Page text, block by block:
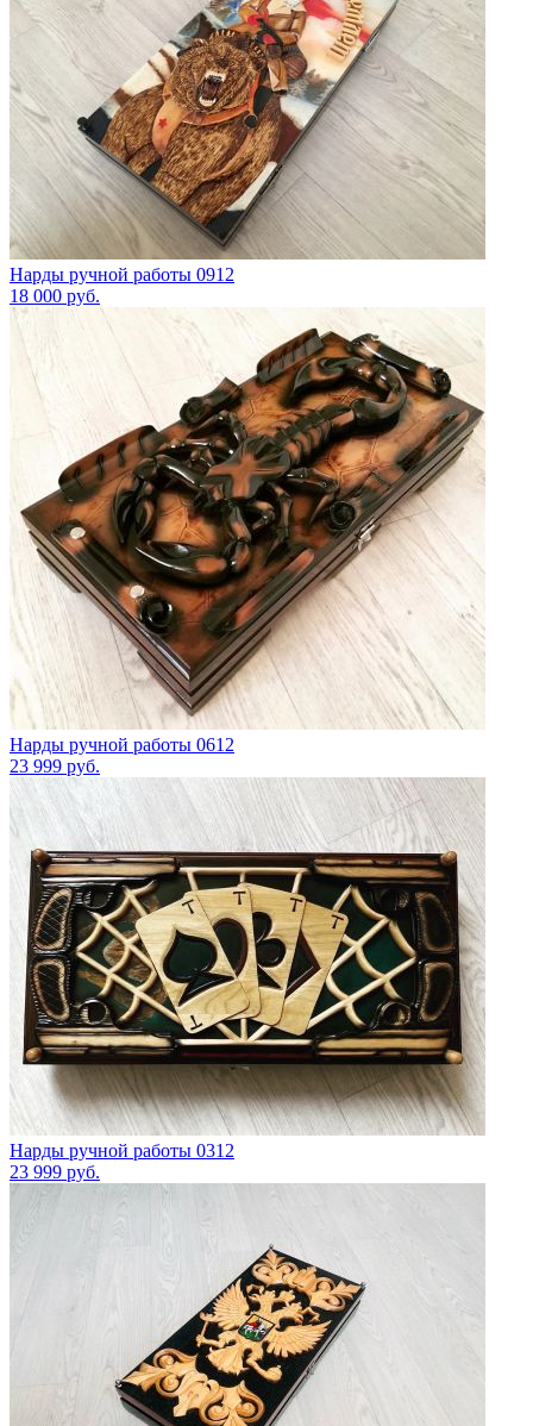
Нарды ручной работы 0912
18 000 руб.
Нарды ручной работы 0612
23 999 руб.
Нарды ручной работы 0312
23 999 руб.